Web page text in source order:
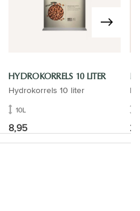
HYDROKORRELS 10 LITER
Hydrokorrels 10 liter
10L
8,95